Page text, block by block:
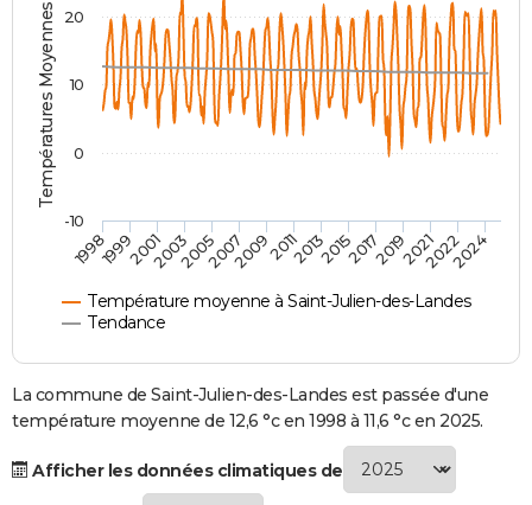
Destinations
City break
Voyage nature
Voyage de noces
Forum
Climat
PHOTO
GUIDES D'ACHAT
BONS PLANS
CARTE DE VOEUX
Carte de Noël
Carte Bonne année
Carte Saint-Valentin
Carte Pâques
Carte d'anniversaire
DICTIONNAIRE
Dictionnaire
Biographies
Citations
Expressions
Proverbes
PROGRAMME TV
COPAINS D'AVANT
S'inscrire
Se connecter
Lycées
Collèges
Primaires
Universités
Entreprises
Service militaire
Avis de recherche
AVIS DE DÉCÈS
FORUM
Températures Moyennes ( °C )
Température moyenne à Saint-Julien-des-Landes
Tendance
199819992001200320052007200920112013201520172019202120222024
-10
0
10
20
La commune de Saint-Julien-des-Landes est passée d'une
température moyenne de 12,6 °c en 1998 à 11,6 °c en 2025.
Afficher les données climatiques de